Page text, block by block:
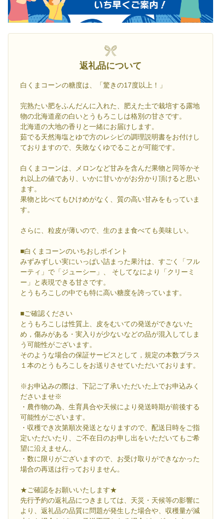
返礼品について
白くまコーンの糖度は、「驚きの17度以上！」
完熟たい肥をふんだんに入れた、肥えた土で栽培する露地
物の北海道産の白いとうもろこしは格別の甘さです。
北海道の大地の香りと一緒にお届けします。
茹でる天然海塩とゆで方のレシピの調理説明書をお付けし
ておりますので、失敗なくゆでることが可能です。
白くまコーンは、メロンなど甘みを含んだ果物と同等かそ
れ以上の値であり、いかに甘いかがお分かり頂けると思い
ます。
果物と比べてもひけめがなく、質の高い甘みをもっていま
す。
さらに、粒皮が薄いので、生のまま食べても美味しい。
■白くまコーンのいちおしポイント
みずみずしい実にいっぱい詰まった果汁は、すごく「フル
ーティ」で「ジューシー」、 そしてなにより「クリーミ
ー」と表現できる甘さです。
とうもろこしの中でも特に高い糖度を誇っています。
■ご確認ください
とうもろこしは性質上、皮をむいての発送ができないた
め，傷みがある・実入りが少ないなどの品が混入してしま
う可能性がございます。
そのような場合の保証サービスとして，規定の本数プラス
１本のとうもろこしをお送りさせていただいております。
※お申込みの際は、下記ご了承いただいた上でお申込みく
ださいませ※
・農作物の為、生育具合や天候により発送時期が前後する
可能性がございます。
・収穫でき次第順次発送となりますので、配送日時をご指
定いただいたり、ご不在日のお申し出をいただいてもご希
望に沿えません。
・数に限りがございますので、お受け取りができなかった
場合の再送は行っておりません。
★ご確認をお願いいたします★
先行予約の返礼品につきましては、天災・天候等の影響に
より、返礼品の品質に問題が発生した場合や、収穫量が減